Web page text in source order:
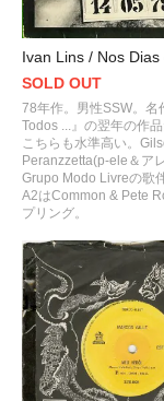
Ivan Lins / Nos Dias
SOLD OUT
78年作。男性SSW。名
Todos ...』の翌年の作
こちらも水準高い。
Peranzzetta(p-ele＆ア
Grupo Modo Livreの歌
A2はCommon & Pete
プリング。